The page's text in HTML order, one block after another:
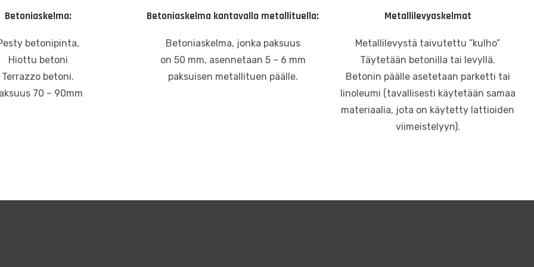
Betoniaskelma:
betonipinta,
Hiottu betoni
Terrazzo betoni.
70 – 90mm
Betoniaskelma kantavalla metallituella:
Betoniaskelma, jonka paksuus
on 50 mm, asennetaan 5 – 6 mm
paksuisen metallituen päälle.
Metallilevyaskelmat
Metallilevystä taivutettu ”kulho”
Täytetään betonilla tai levyllä.
Betonin päälle asetetaan parketti tai
linoleumi (tavallisesti käytetään samaa
materiaalia, jota on käytetty lattioiden
viimeistelyyn).